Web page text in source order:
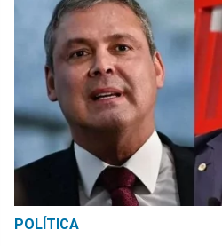
POLÍTICA